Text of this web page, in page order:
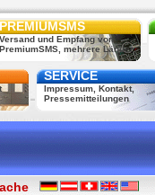
PREMIUMSMS
Versand und Empfang von
PremiumSMS, mehrere Länder
SERVICE
Impressum, Kontakt,
Pressemitteilungen